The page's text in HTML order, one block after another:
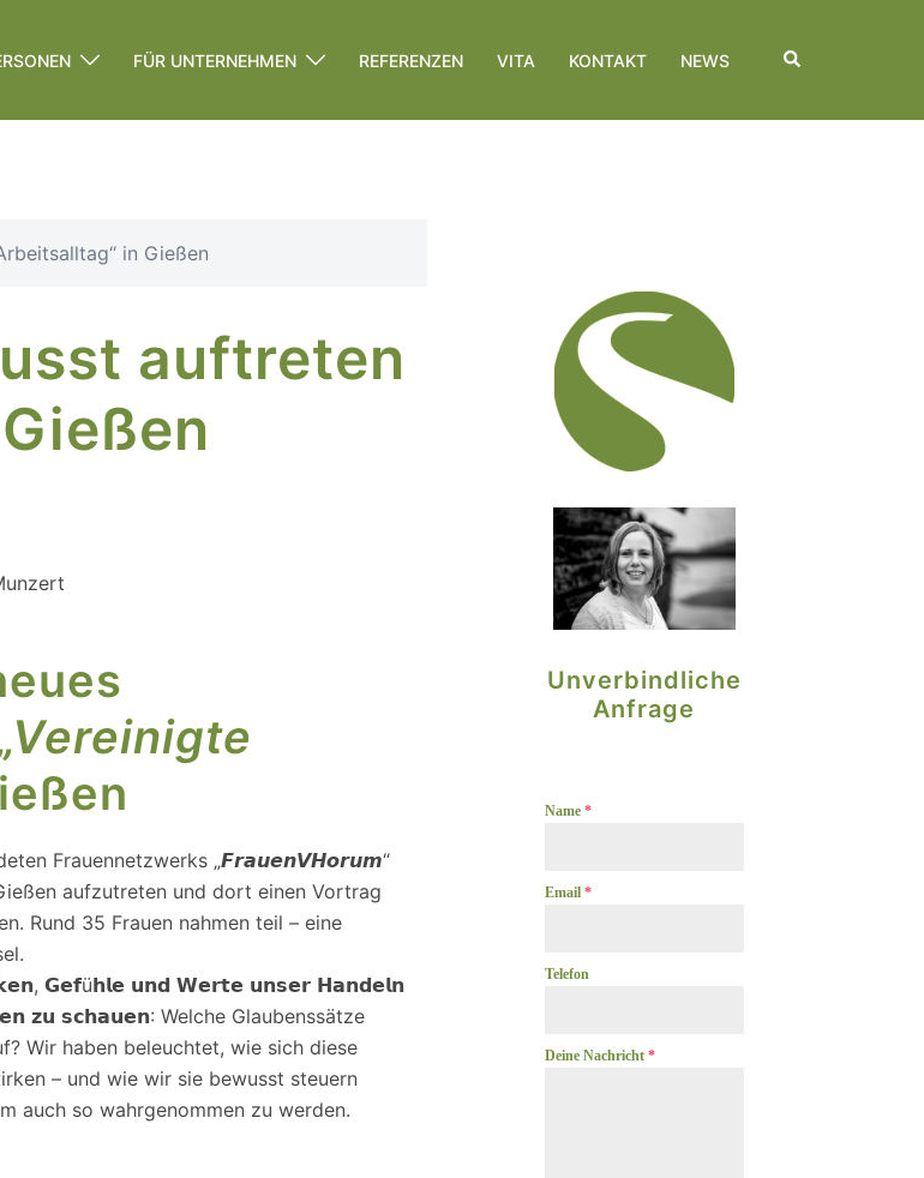
FÜR UNTERNEHMEN REFERENZEN VITA KONTAKT NEWS Suche
in Gießen
auftreten
Frauennetzwerks „𝙁𝙧𝙖𝙪𝙚𝙣𝙑𝙃𝙤𝙧𝙪𝙢“
aufzutreten und dort einen Vortrag
Rund 35 Frauen nahmen teil – eine
𝗚𝗲𝗳ü𝗵𝗹𝗲 𝘂𝗻𝗱 𝗪𝗲𝗿𝘁𝗲 𝘂𝗻𝘀𝗲𝗿 𝗛𝗮𝗻𝗱𝗲𝗹𝗻
𝘇𝘂 𝘀𝗰𝗵𝗮𝘂𝗲𝗻: Welche Glaubenssätze
Wir haben beleuchtet, wie sich diese
– und wie wir sie bewusst steuern
auch so wahrgenommen zu werden.
Unverbindliche
Anfrage
Name *
Email *
Telefon
Deine Nachricht *